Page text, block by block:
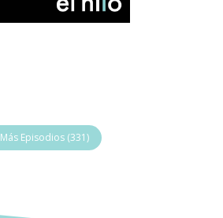
Más Episodios (331)